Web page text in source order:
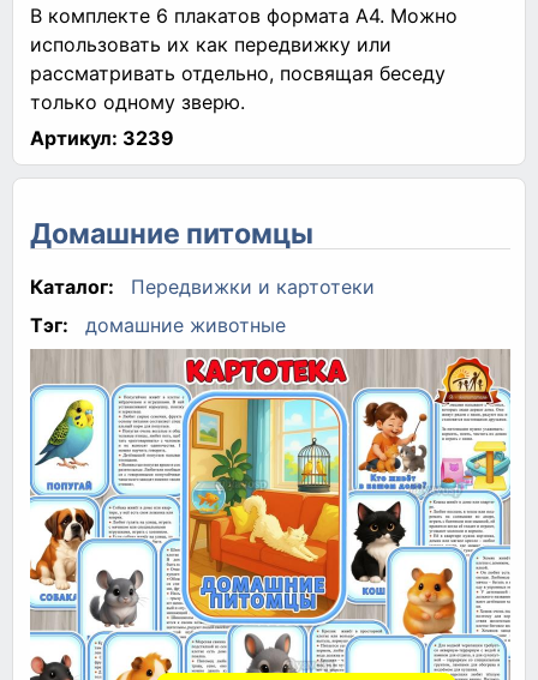
В комплекте 6 плакатов формата А4. Можно
использовать их как передвижку или
рассматривать отдельно, посвящая беседу
только одному зверю.
Артикул: 3239
Домашние питомцы
Каталог:
Передвижки и картотеки
Тэг:
домашние животные